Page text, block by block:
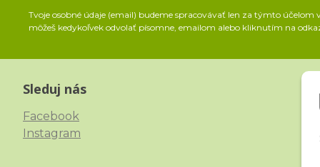
Tvoje osobné údaje (email) budeme spracovávať len za týmto
môžeš kedykoľvek odvolať písomne, emailom alebo kliknutím na
Sleduj nás
Facebook
Instagram